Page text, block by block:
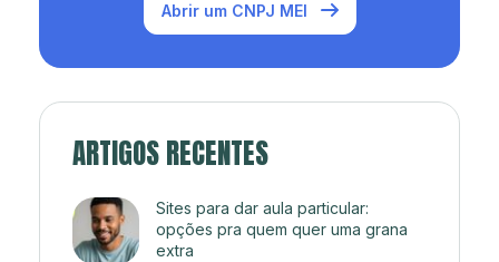
Abrir um CNPJ MEI
ARTIGOS RECENTES
Sites para dar aula particular:
opções pra quem quer uma grana
extra